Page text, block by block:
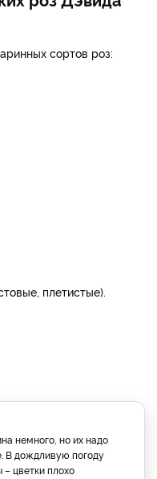
сортов роз:
плетистые).
немного, но их надо
В дождливую погоду
цветки плохо